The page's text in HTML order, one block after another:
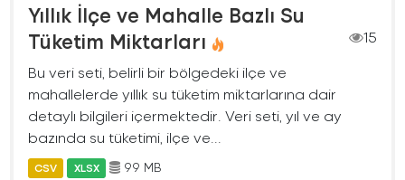
Yıllık İlçe ve Mahalle Bazlı Su
Tüketim Miktarları
15
Bu veri seti, belirli bir bölgedeki ilçe ve
mahallelerde yıllık su tüketim miktarlarına dair
detaylı bilgileri içermektedir. Veri seti, yıl ve ay
bazında su tüketimi, ilçe ve...
CSV XLSX 99 MB